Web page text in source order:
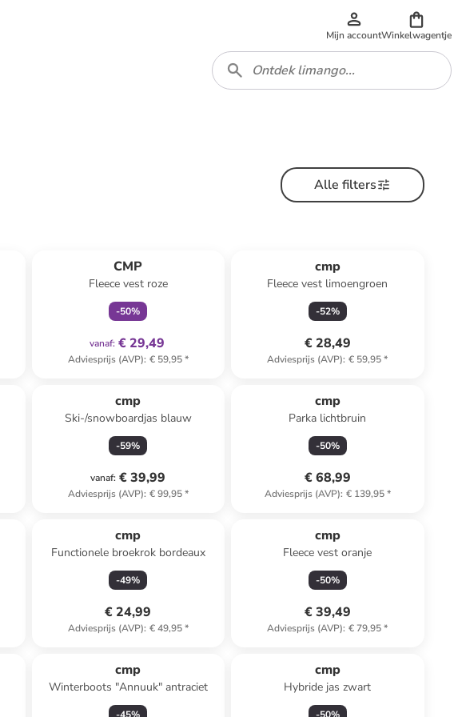
Mijn accountWinkelwagentje
Alle filters
CMP
Fleece vest roze
-50%
vanaf: € 29,49
Adviesprijs (AVP): € 59,95*
cmp
Fleece vest limoengroen
-52%
€ 28,49
Adviesprijs (AVP): € 59,95*
cmp
Ski-/snowboardjas blauw
-59%
vanaf: € 39,99
Adviesprijs (AVP): € 99,95*
cmp
Parka lichtbruin
-50%
€ 68,99
Adviesprijs (AVP): € 139,95*
cmp
Functionele broekrok bordeaux
-49%
€ 24,99
Adviesprijs (AVP): € 49,95*
cmp
Fleece vest oranje
-50%
€ 39,49
Adviesprijs (AVP): € 79,95*
cmp
Winterboots "Annuuk" antraciet
cmp
Hybride jas zwart